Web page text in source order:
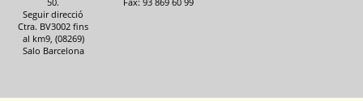
Seguir direcció
Ctra. BV3002 fins
al km9, (08269)
Salo Barcelona